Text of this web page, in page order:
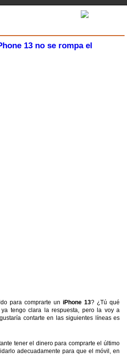
13 no se rompa el
para comprarte un iPhone 13? ¿Tú qué
tengo clara la respuesta, pero la voy a
contarte en las siguientes líneas es
tener el dinero para comprarte el último
adecuadamente para que el móvil, en